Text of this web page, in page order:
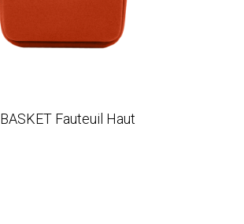
BASKET Fauteuil Haut